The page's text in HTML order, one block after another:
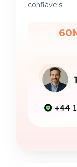
confiáveis.